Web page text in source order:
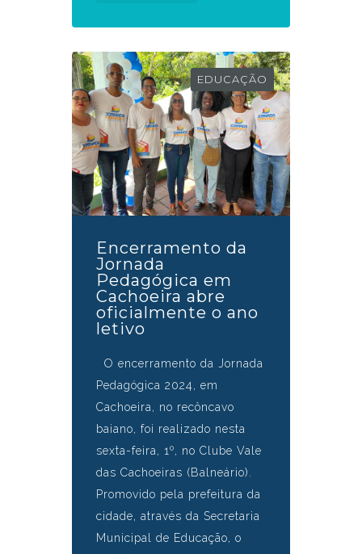
EDUCAÇÃO
Encerramento da
Jornada
Pedagógica em
Cachoeira abre
oficialmente o ano
letivo
O encerramento da Jornada
Pedagógica 2024, em
Cachoeira, no recôncavo
baiano, foi realizado nesta
sexta-feira, 1º, no Clube Vale
das Cachoeiras (Balneário).
Promovido pela prefeitura da
cidade, através da Secretaria
Municipal de Educação, o